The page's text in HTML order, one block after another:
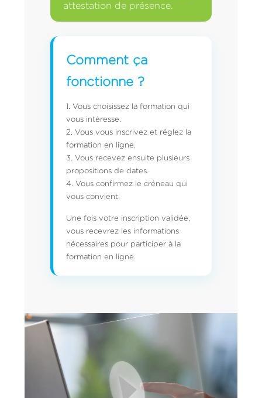
attestation de présence.
Comment ça
fonctionne ?
1. Vous choisissez la formation qui
vous intéresse.
2. Vous vous inscrivez et réglez la
formation en ligne.
3. Vous recevez ensuite plusieurs
propositions de dates.
4. Vous confirmez le créneau qui
vous convient.
Une fois votre inscription validée,
vous recevrez les informations
nécessaires pour participer à la
formation en ligne.